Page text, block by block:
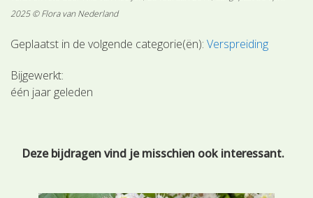
2025 © Flora van Nederland
Geplaatst in de volgende categorie(ën):Verspreiding
Bijgewerkt:
één jaar geleden
Deze bijdragen vind je misschien ook interessant.